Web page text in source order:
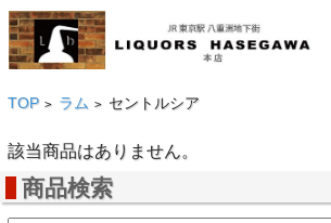
TOP > ラム > セントルシア
該当商品はありません。
商品検索